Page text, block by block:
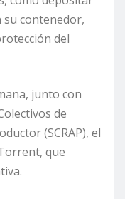
su contenedor,
del
junto con
de
(SCRAP), el
que